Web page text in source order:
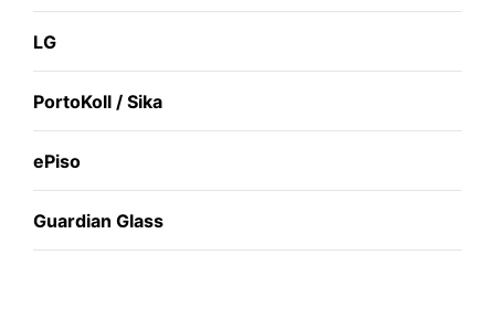
LG
PortoKoll / Sika
ePiso
Guardian Glass